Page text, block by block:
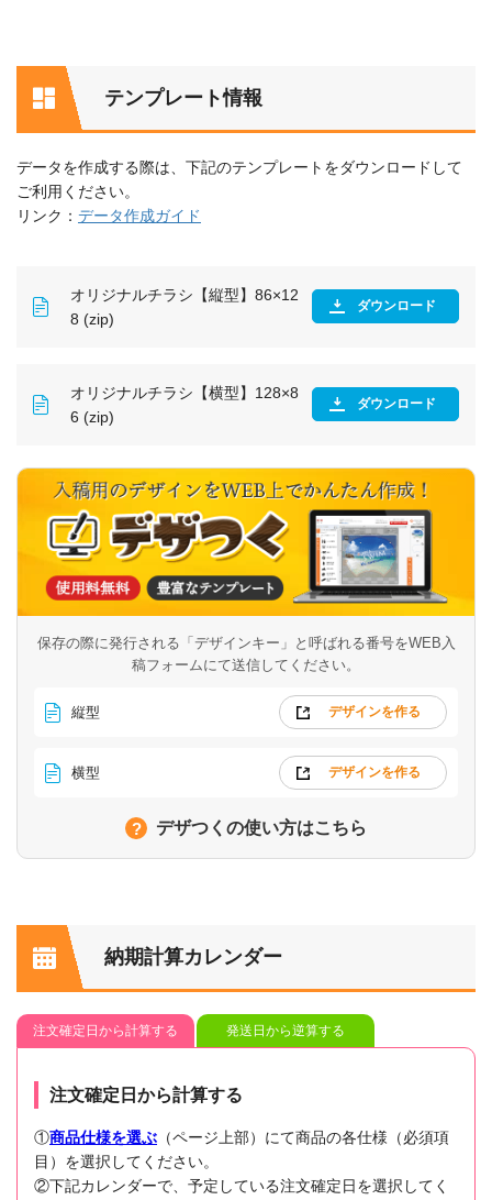
テンプレート情報
データを作成する際は、下記のテンプレートをダウンロードして
ご利用ください。
リンク： データ作成ガイド
オリジナルチラシ【縦型】86×12
8 (zip)
ダウンロード
オリジナルチラシ【横型】128×8
6 (zip)
ダウンロード
保存の際に発行される「デザインキー」と呼ばれる番号をWEB入
稿フォームにて送信してください。
縦型 デザインを作る
横型 デザインを作る
デザつくの使い方はこちら
納期計算カレンダー
注文確定日から計算する 発送日から逆算する
注文確定日から計算する
①商品仕様を選ぶ （ページ上部）にて商品の各仕様（必須項
目）を選択してください。
②下記カレンダーで、予定している注文確定日を選択してく